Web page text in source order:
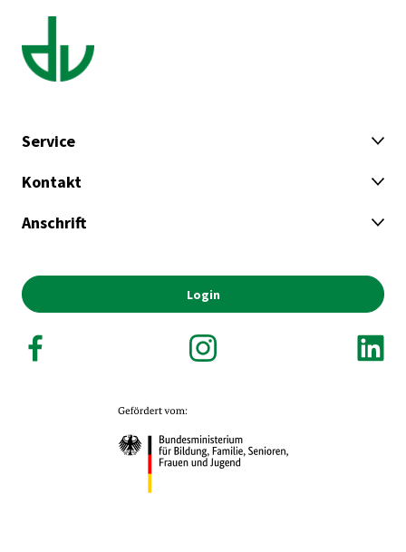
Service
Kontakt
Anschrift
Login